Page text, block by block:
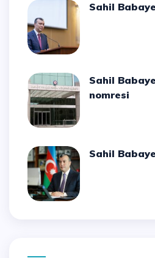
Sahil
Sahil Babayevin elaqe
nomresi
Sahil